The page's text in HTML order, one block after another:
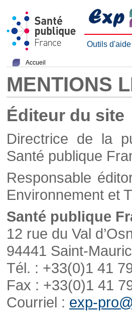
Outils
Accueil
MENTIONS
Éditeur du site
Directrice de la
Santé publique
Responsable
Environnement et
Santé publique
12 rue du Val
94441 Saint-
Tél. : +33(0)1 41
Fax : +33(0)1 41
Courriel : exp-